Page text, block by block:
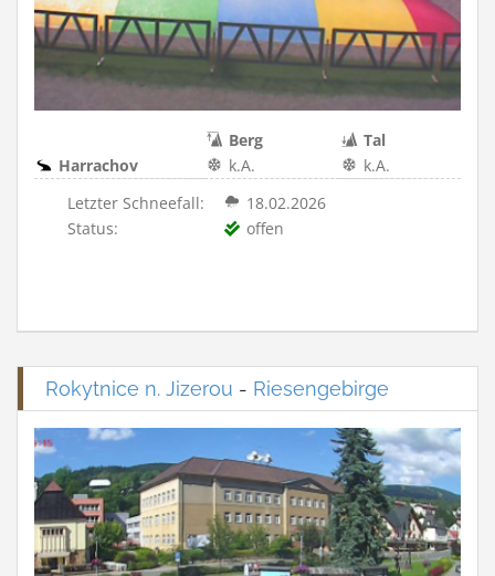
Berg
Tal
Harrachov
k.A.
k.A.
Letzter Schneefall:
18.02.2026
Status:
offen
Rokytnice n. Jizerou - Riesengebirge